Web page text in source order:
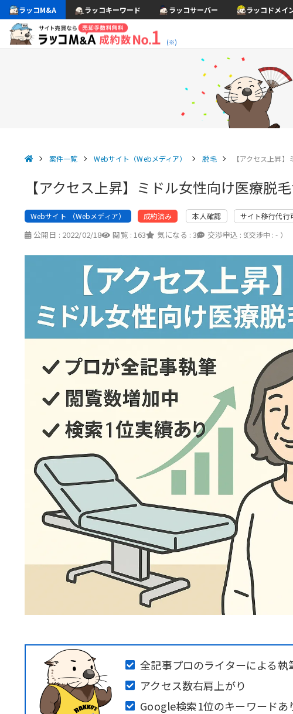
ラッコM&A ラッコキーワード ラッコサーバー ラッコドメイ
(※)
案件一覧 Webサイト（Webメディア） 脱毛 【アクセス上昇
【アクセス上昇】ミドル女性向け医療脱
Webサイト （Webメディア） 成約済み 本人確認 サイト移行代行
公開日 : 2022/02/18 閲覧 : 163 気になる :3 交渉申込 : 9
（交渉中 : - ）
全記事プロのライターによる執
アクセス数右肩上がり
Google検索1位のキーワードあ